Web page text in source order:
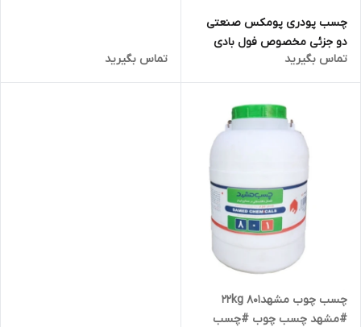
چسب پودری پومکس صنعتی
دو جزئی مخصوص فول بادی
g900
تماس بگیرید تماس بگیرید
چسب چوب مشهد22kg 801
#مشهد چسب چوب #چسب